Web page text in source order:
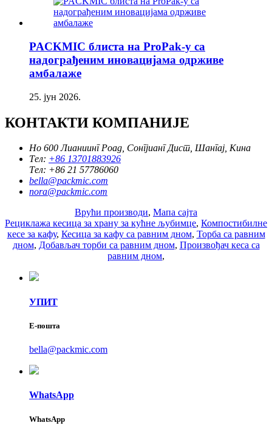
PACKMIC блиста на ProPak-у са
надограђеним иновацијама одрживе
амбалаже
25. јун 2026.
КОНТАКТИ КОМПАНИЈЕ
Но 600 Лианиинг Роад, Сонгјианг Дист, Шангај, Кина
Тел: +86 13701883926
Тел: +86 21 57786060
bella@packmic.com
nora@packmic.com
Врући производи, Мапа сајта
Рециклажа кесица за храну за кућне љубимце, Компостибилне
кесе за кафу, Кесица за кафу са равним дном, Торба са равним
дном, Добављач торби са равним дном, Произвођач кеса са
равним дном,
УПИТ
Е-пошта
bella@packmic.com
WhatsApp
WhatsApp